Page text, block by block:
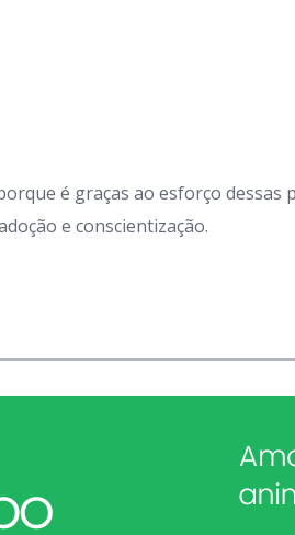
é graças ao esforço dessas
e conscientização.